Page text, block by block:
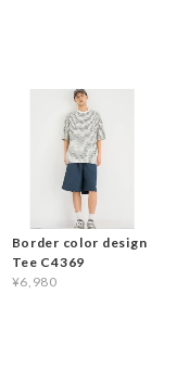
Border color design
Tee C4369
¥6,980